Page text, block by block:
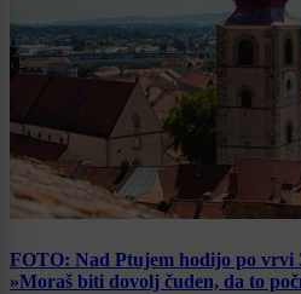
FOTO: Nad Ptujem hodijo po vrvi
»Moraš biti dovolj čuden, da to